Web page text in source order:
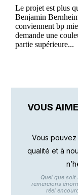
VOUS
Vous
qualité et à
Quel que
remercions
réel